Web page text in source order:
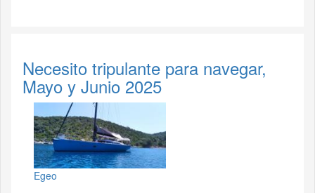
Necesito tripulante para navegar,
Mayo y Junio 2025
Egeo